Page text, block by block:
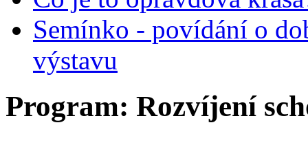
Semínko - povídání o
výstavu
Program: Rozvíjení